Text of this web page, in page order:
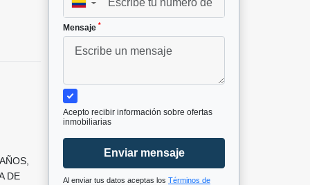
DE
▼
Mensaje *
Acepto recibir información sobre ofertas
inmobiliarias
Enviar mensaje
Al enviar tus datos aceptas los Términos de